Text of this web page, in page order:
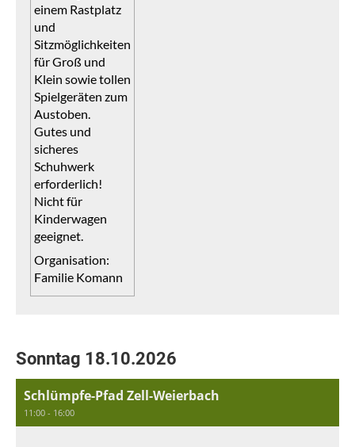
einem Rastplatz
und
Sitzmöglichkeiten
für Groß und
Klein sowie tollen
Spielgeräten zum
Austoben.
Gutes und
sicheres
Schuhwerk
erforderlich!
Nicht für
Kinderwagen
geeignet.
Organisation:
Familie Komann
Sonntag 18.10.2026
Schlümpfe-Pfad Zell-Weierbach
11:00 - 16:00